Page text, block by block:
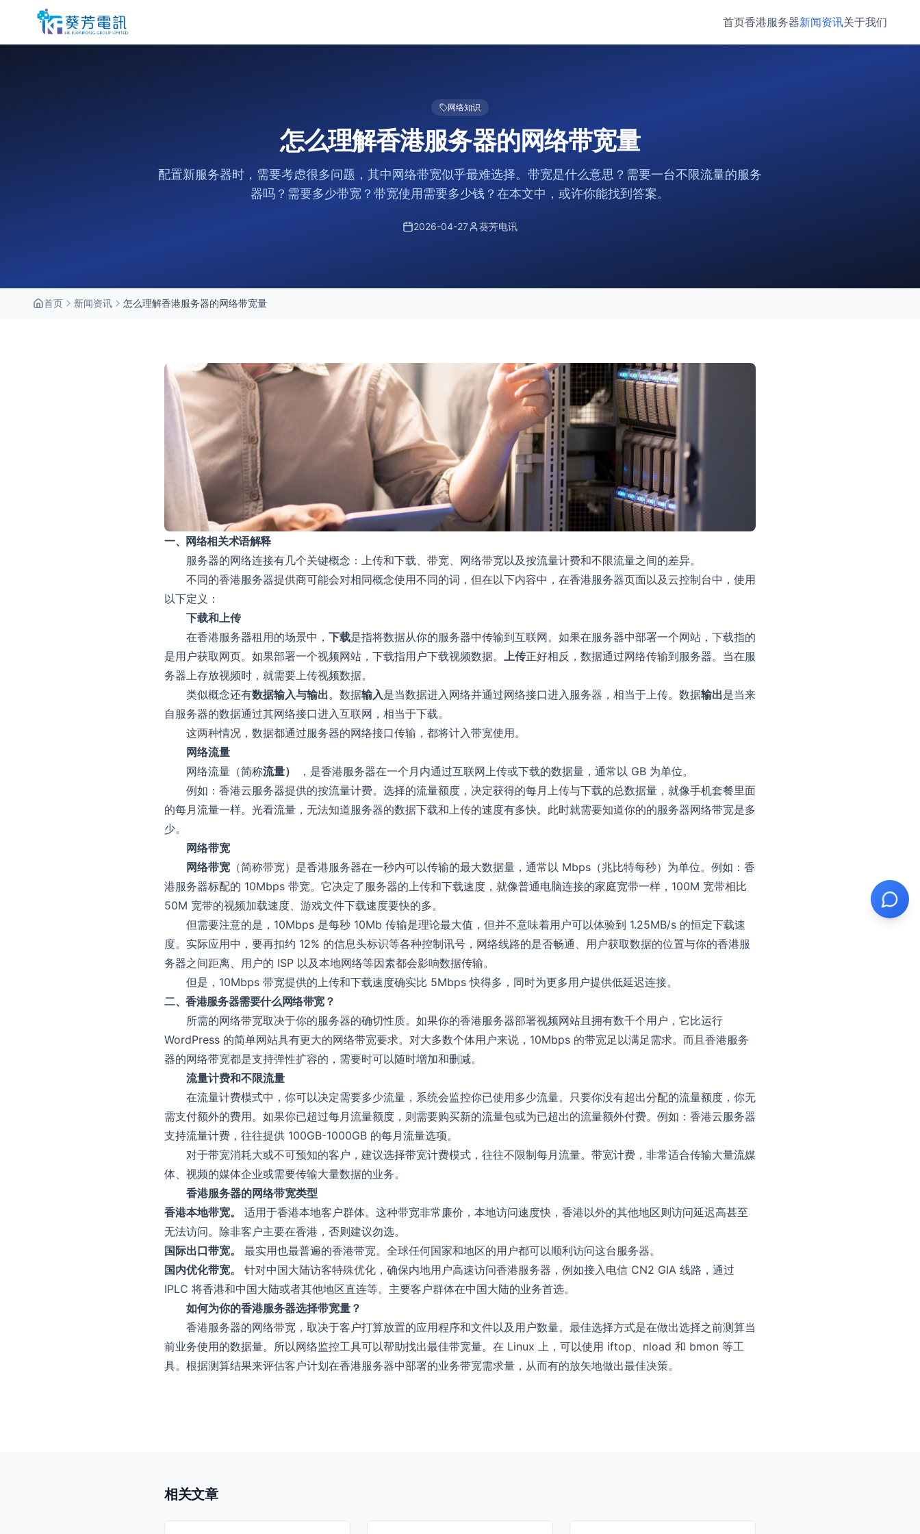
首页香港服务器新闻资讯关于我们
网络知识
怎么理解香港服务器的网络带宽量
配置新服务器时，需要考虑很多问题，其中网络带宽似乎最难选择。带宽是什么意思？需要一台不限流量的服务
器吗？需要多少带宽？带宽使用需要多少钱？在本文中，或许你能找到答案。
2026-04-27 葵芳电讯
首页 新闻资讯 怎么理解香港服务器的网络带宽量
一、网络相关术语解释
服务器的网络连接有几个关键概念：上传和下载、带宽、网络带宽以及按流量计费和不限流量之间的差异。
不同的香港服务器提供商可能会对相同概念使用不同的词，但在以下内容中，在香港服务器页面以及云控制台中，使用
以下定义：
下载和上传
在香港服务器租用的场景中， 下载是指将数据从你的服务器中传输到互联网。如果在服务器中部署一个网站，下载指的
是用户获取网页。如果部署一个视频网站，下载指用户下载视频数据。
上传正好相反，数据通过网络传输到服务器。当在服
务器上存放视频时，就需要上传视频数据。
类似概念还有数据输入与输出。数据输入是当数据进入网络并通过网络接口进入服务器，相当于上传。数据输出是当来
自服务器的数据通过其网络接口进入互联网，相当于下载。
这两种情况，数据都通过服务器的网络接口传输，都将计入带宽使用。
网络流量
网络流量（简称流量）
，是香港服务器在一个月内通过互联网上传或下载的数据量，通常以 GB 为单位。
例如：香港云服务器提供的按流量计费。选择的流量额度，决定获得的每月上传与下载的总数据量，就像手机套餐里面
的每月流量一样。光看流量，无法知道服务器的数据下载和上传的速度有多快。此时就需要知道你的的服务器网络带宽是多
少。
网络带宽
网络带宽 （简称带宽）是香港服务器在一秒内可以传输的最大数据量，通常以 Mbps（兆比特每秒）为单位。例如：香
港服务器标配的 10Mbps 带宽。它决定了服务器的上传和下载速度，就像普通电脑连接的家庭宽带一样，100M 宽带相比
50M 宽带的视频加载速度、游戏文件下载速度要快的多。
但需要注意的是，10Mbps 是每秒 10Mb 传输是理论最大值，但并不意味着用户可以体验到 1.25MB/s 的恒定下载速
度。实际应用中，要再扣约 12% 的信息头标识等各种控制讯号，网络线路的是否畅通、用户获取数据的位置与你的香港服
务器之间距离、用户的 ISP 以及本地网络等因素都会影响数据传输。
但是，10Mbps 带宽提供的上传和下载速度确实比 5Mbps 快得多，同时为更多用户提供低延迟连接。
二、香港服务器需要什么网络带宽？
所需的网络带宽取决于你的服务器的确切性质。如果你的香港服务器部署视频网站且拥有数千个用户，它比运行
WordPress 的简单网站具有更大的网络带宽要求。对大多数个体用户来说，10Mbps 的带宽足以满足需求。而且香港服务
器的网络带宽都是支持弹性扩容的，需要时可以随时增加和删减。
流量计费和不限流量
在流量计费模式中，你可以决定需要多少流量，系统会监控你已使用多少流量。只要你没有超出分配的流量额度，你无
需支付额外的费用。如果你已超过每月流量额度，则需要购买新的流量包或为已超出的流量额外付费。例如：香港云服务器
支持流量计费，往往提供 100GB-1000GB 的每月流量选项。
对于带宽消耗大或不可预知的客户，建议选择带宽计费模式，往往不限制每月流量。带宽计费，非常适合传输大量流媒
体、视频的媒体企业或需要传输大量数据的业务。
香港服务器的网络带宽类型
香港本地带宽。
适用于香港本地客户群体。这种带宽非常廉价，本地访问速度快，香港以外的其他地区则访问延迟高甚至
无法访问。除非客户主要在香港，否则建议勿选。
国际出口带宽。
最实用也最普遍的香港带宽。全球任何国家和地区的用户都可以顺利访问这台服务器。
国内优化带宽。
针对中国大陆访客特殊优化，确保内地用户高速访问香港服务器，例如接入电信 CN2 GIA 线路，通过
IPLC 将香港和中国大陆或者其他地区直连等。主要客户群体在中国大陆的业务首选。
如何为你的香港服务器选择带宽量？
香港服务器的网络带宽，取决于客户打算放置的应用程序和文件以及用户数量。最佳选择方式是在做出选择之前测算当
前业务使用的数据量。所以网络监控工具可以帮助找出最佳带宽量。在 Linux 上，可以使用 iftop、nload 和 bmon 等工
具。根据测算结果来评估客户计划在香港服务器中部署的业务带宽需求量，从而有的放矢地做出最佳决策。
相关文章
联系我们 在线留言
联系名称 *
单位名称
电话号码 Email
QQ号
留言内容 *